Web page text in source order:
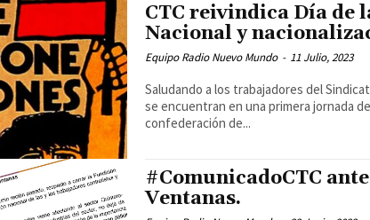
CTC reivindica Día de
Nacional y
Equipo Radio Nuevo Mundo - 11 Julio, 2023
Saludando a los trabajadores del
se encuentran en una primera jornada
confederación de...
#ComunicadoCTC
Ventanas.